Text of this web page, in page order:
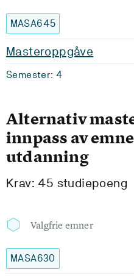
MASA645
Masteroppgåve
Semester: 4
Alternativ
innpass av
utdanning
Krav: 45 studiepoeng
Valgfrie emner
MASA630